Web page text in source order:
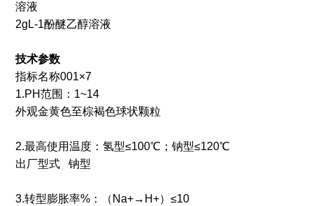
溶液
2gL-1酚醚乙醇溶液
技术参数
指标名称001×7
1.PH范围：1~14
外观金黄色至棕褐色球状颗粒
2.最高使用温度：氢型≤100℃；钠型≤120℃
出厂型式 钠型
3.转型膨胀率%：（Na+→H+）≤10